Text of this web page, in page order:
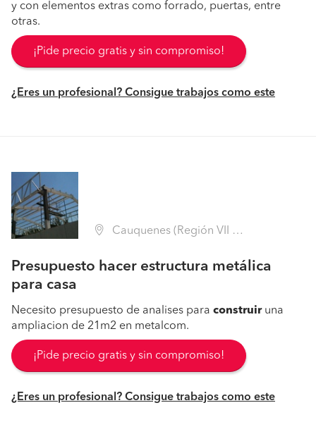
y con elementos extras como forrado, puertas, entre
otras.
¡Pide precio gratis y sin compromiso!
¿Eres un profesional? Consigue trabajos como este
Cauquenes (Región VII Maule - Cauquenes)
Presupuesto hacer estructura metálica
para casa
Necesito presupuesto de analises para construiruna
ampliacion de 21m2 en metalcom.
¡Pide precio gratis y sin compromiso!
¿Eres un profesional? Consigue trabajos como este